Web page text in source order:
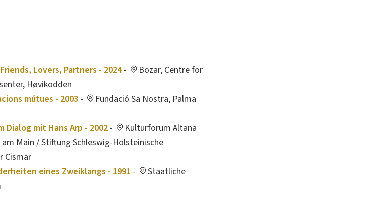
Lovers, Partners - 2024-
Bozar, Centre for
Høvikodden
mútues - 2003 -
Fundació Sa Nostra, Palma
Dialog mit Hans Arp - 2002 -
Kulturforum Altana
Main / Stiftung Schleswig-Holsteinische
Cismar
eines Zweiklangs - 1991 -
Staatliche